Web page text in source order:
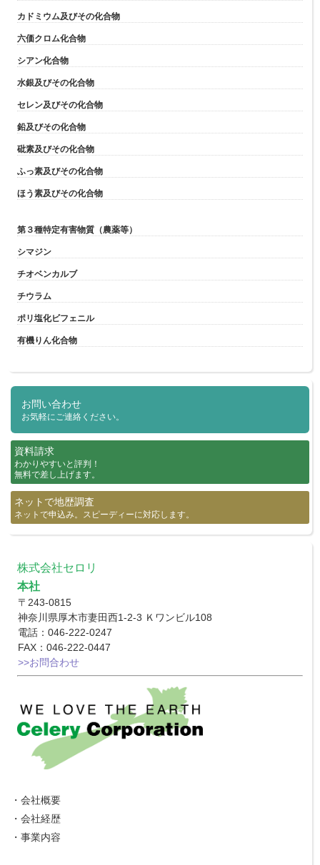
カドミウム及びその化合物
六価クロム化合物
シアン化合物
水銀及びその化合物
セレン及びその化合物
鉛及びその化合物
砒素及びその化合物
ふっ素及びその化合物
ほう素及びその化合物
第３種特定有害物質（農薬等）
シマジン
チオベンカルブ
チウラム
ポリ塩化ビフェニル
有機りん化合物
お問い合わせ
お気軽にご連絡ください。
資料請求
わかりやすいと評判！
無料で差し上げます。
ネットで地歴調査
ネットで申込み。スピーディーに対応します。
株式会社セロリ
本社
〒243-0815
神奈川県厚木市妻田西1-2-3 Ｋワンビル108
電話：046-222-0247
FAX：046-222-0447
>>お問合わせ
・会社概要
・会社経歴
・事業内容